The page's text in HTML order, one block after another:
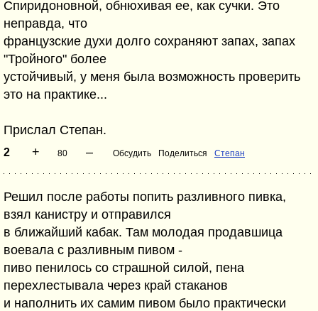
Спиридоновной, обнюхивая ее, как сучки. Это
неправда, что
французские духи долго сохраняют запах, запах
"Тройного" более
устойчивый, у меня была возможность проверить
это на практике...
Прислал Степан.
2 + 80 – Обсудить Поделиться Степан
Решил после работы попить разливного пивка,
взял канистру и отправился
в ближайший кабак. Там молодая продавшица
воевала с разливным пивом -
пиво пенилось со страшной силой, пена
перехлестывала через край стаканов
и наполнить их самим пивом было практически